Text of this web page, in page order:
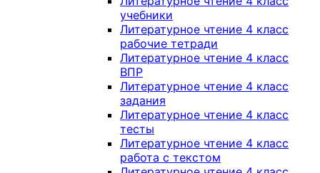
учебники
Литературное чтение 4 класс
рабочие тетради
Литературное чтение 4 класс
ВПР
Литературное чтение 4 класс
задания
Литературное чтение 4 класс
тесты
Литературное чтение 4 класс
работа с текстом